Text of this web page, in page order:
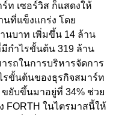
ท เซอร์วิส ก็แสดงให้
นที่แข็งแกร่ง โดย
นบาท เพิ่มขึ้น 14 ล้าน
กำไรขั้นต้น 319 ล้าน
รถในการบริหารจัดการ
รขั้นต้นของธุรกิจสมาร์ท
ขยับขึ้นมาอยู่ที่ 34% ช่วย
ในไตรมาสนี้ให้